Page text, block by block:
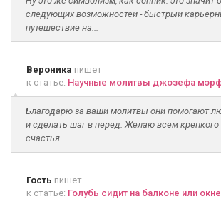
следующих возможностей - быстрый
путешествие на...
Вероника пишет
к статье: Научные молитвы джозефа
Благодарю за ваши молитвы они помогают
и сделать шаг в перед. Желаю всем крепкого
счастья...
Гость пишет
к статье: Голубь сидит на балконе или